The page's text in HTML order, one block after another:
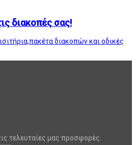
διακοπές σας!
διακοπών και οδικές
τελευταίες μας προσφορές.